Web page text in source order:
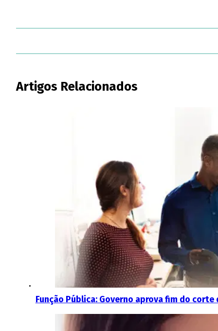
Artigos Relacionados
Função Pública: Governo aprova fim do corte